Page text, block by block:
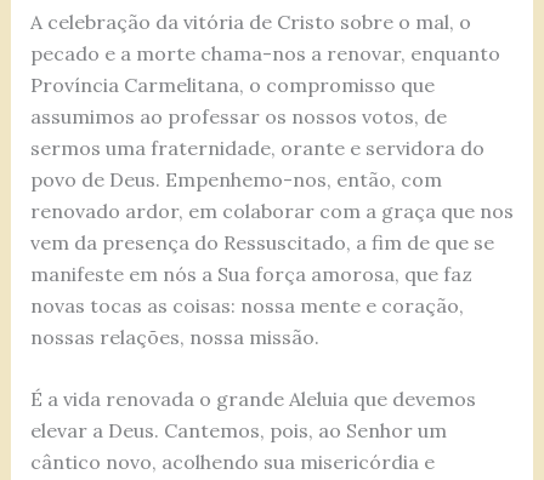
A celebração da vitória de Cristo sobre o mal, o
pecado e a morte chama-nos a renovar, enquanto
Província Carmelitana, o compromisso que
assumimos ao professar os nossos votos, de
sermos uma fraternidade, orante e servidora do
povo de Deus. Empenhemo-nos, então, com
renovado ardor, em colaborar com a graça que nos
vem da presença do Ressuscitado, a fim de que se
manifeste em nós a Sua força amorosa, que faz
novas tocas as coisas: nossa mente e coração,
nossas relações, nossa missão.
É a vida renovada o grande Aleluia que devemos
elevar a Deus. Cantemos, pois, ao Senhor um
cântico novo, acolhendo sua misericórdia e